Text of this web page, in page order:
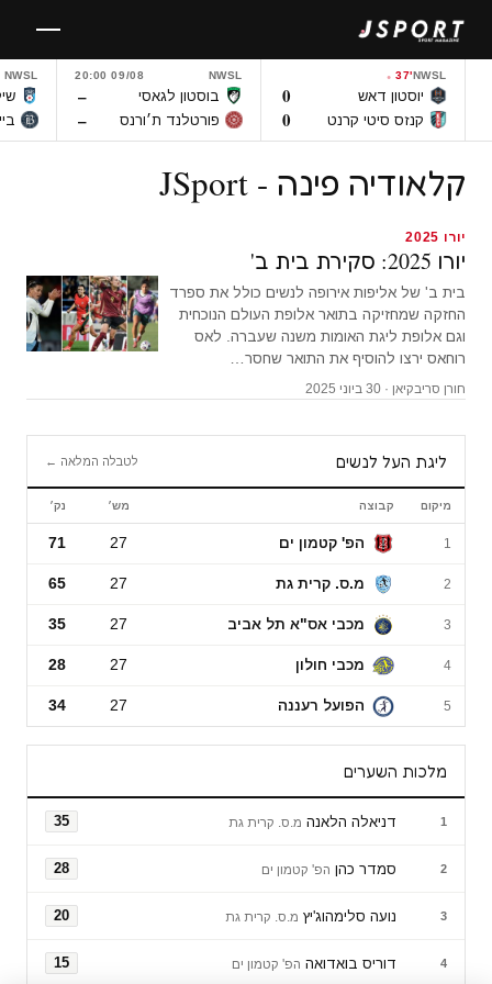
לתוכן
NWSL
37'
יוסטון דאש 0
קנזס סיטי קרנט 0
NWSL
09/08 20:00
בוסטון לגאסי –
פורטלנד ת׳ורנס –
NWSL
ביי
קלאודיה פינה - JSport
יורו 2025
יורו 2025: סקירת בית ב'
בית ב' של אליפות אירופה לנשים כולל את ספרד
החזקה שמחזיקה בתואר אלופת העולם הנוכחית
וגם אלופת ליגת האומות משנה שעברה. לאס
רוחאס ירצו להוסיף את התואר שחסר…
חורן סריבקיאן · 30 ביוני 2025
ליגת העל לנשים לטבלה המלאה ←
ליגת העל לנשים
מיקום קבוצה מש׳ נק׳
1 הפ' קטמון ים 27
71
2 מ.ס. קרית גת 27
65
3 מכבי אס"א תל אביב 27
35
4 מכבי חולון 27
28
5 הפועל רעננה 27
34
מלכות השערים
1 דניאלה הלאנה מ.ס. קרית גת 35
2 סמדר כהן הפ' קטמון ים 28
3 נועה סלימהוג'יץ מ.ס. קרית גת 20
4 דוריס בואדואה הפ' קטמון ים 15